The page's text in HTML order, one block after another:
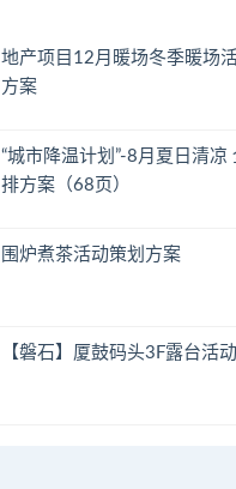
地产项目12月暖场冬季暖场
方案
“城市降温计划”-8月夏日清凉
排方案（68页）
围炉煮茶活动策划方案
【磐石】厦鼓码头3F露台活